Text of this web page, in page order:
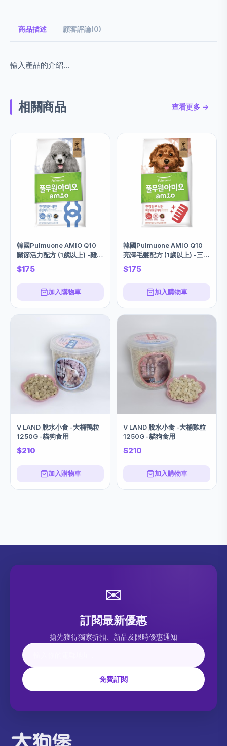
商品描述 顧客評論(0)
輸入產品的介紹...
相關商品 查看更多 →
韓國Pulmuone AMIO Q10
關節活力配方 (1歲以上) -雞肉
1KG
$175
加入購物車
韓國Pulmuone AMIO Q10
亮澤毛髮配方 (1歲以上) -三文
魚味 1KG
$175
加入購物車
V LAND 脫水小食 -大桶鴨粒
1250G -貓狗食用
$210
加入購物車
V LAND 脫水小食 -大桶雞粒
1250G -貓狗食用
$210
加入購物車
✉
訂閱最新優惠
搶先獲得獨家折扣、新品及限時優惠通知
免費訂閱